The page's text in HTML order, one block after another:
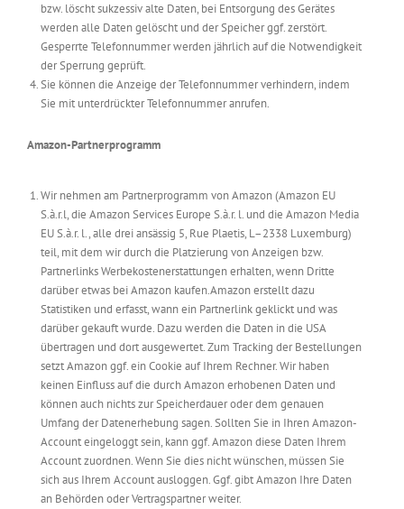
bzw. löscht sukzessiv alte Daten, bei Entsorgung des Gerätes
werden alle Daten gelöscht und der Speicher ggf. zerstört.
Gesperrte Telefonnummer werden jährlich auf die Notwendigkeit
der Sperrung geprüft.
Sie können die Anzeige der Telefonnummer verhindern, indem
Sie mit unterdrückter Telefonnummer anrufen.
Amazon-Partnerprogramm
Wir nehmen am Partnerprogramm von Amazon (Amazon EU
S.à.r.l, die Amazon Services Europe S.à.r. l. und die Amazon Media
EU S.à.r. l., alle drei ansässig 5, Rue Plaetis, L–2338 Luxemburg)
teil, mit dem wir durch die Platzierung von Anzeigen bzw.
Partnerlinks Werbekostenerstattungen erhalten, wenn Dritte
darüber etwas bei Amazon kaufen.Amazon erstellt dazu
Statistiken und erfasst, wann ein Partnerlink geklickt und was
darüber gekauft wurde. Dazu werden die Daten in die USA
übertragen und dort ausgewertet. Zum Tracking der Bestellungen
setzt Amazon ggf. ein Cookie auf Ihrem Rechner. Wir haben
keinen Einfluss auf die durch Amazon erhobenen Daten und
können auch nichts zur Speicherdauer oder dem genauen
Umfang der Datenerhebung sagen. Sollten Sie in Ihren Amazon-
Account eingeloggt sein, kann ggf. Amazon diese Daten Ihrem
Account zuordnen. Wenn Sie dies nicht wünschen, müssen Sie
sich aus Ihrem Account ausloggen. Ggf. gibt Amazon Ihre Daten
an Behörden oder Vertragspartner weiter.